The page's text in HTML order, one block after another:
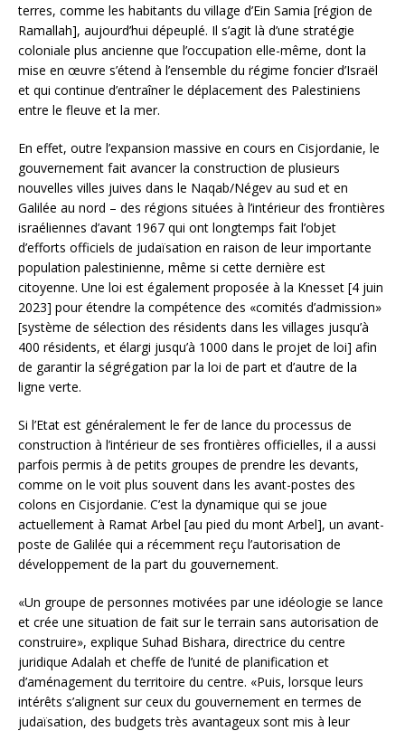
terres, comme les habitants du village d’Ein Samia [région de
Ramallah], aujourd’hui dépeuplé. Il s’agit là d’une stratégie
coloniale plus ancienne que l’occupation elle-même, dont la
mise en œuvre s’étend à l’ensemble du régime foncier d’Israël
et qui continue d’entraîner le déplacement des Palestiniens
entre le fleuve et la mer.
En effet, outre l’expansion massive en cours en Cisjordanie, le
gouvernement fait avancer la construction de plusieurs
nouvelles villes juives dans le Naqab/Négev au sud et en
Galilée au nord – des régions situées à l’intérieur des frontières
israéliennes d’avant 1967 qui ont longtemps fait l’objet
d’efforts officiels de judaïsation en raison de leur importante
population palestinienne, même si cette dernière est
citoyenne. Une loi est également proposée à la Knesset [4 juin
2023] pour étendre la compétence des «comités d’admission»
[système de sélection des résidents dans les villages jusqu’à
400 résidents, et élargi jusqu’à 1000 dans le projet de loi] afin
de garantir la ségrégation par la loi de part et d’autre de la
ligne verte.
Si l’Etat est généralement le fer de lance du processus de
construction à l’intérieur de ses frontières officielles, il a aussi
parfois permis à de petits groupes de prendre les devants,
comme on le voit plus souvent dans les avant-postes des
colons en Cisjordanie. C’est la dynamique qui se joue
actuellement à Ramat Arbel [au pied du mont Arbel], un avant-
poste de Galilée qui a récemment reçu l’autorisation de
développement de la part du gouvernement.
«Un groupe de personnes motivées par une idéologie se lance
et crée une situation de fait sur le terrain sans autorisation de
construire», explique Suhad Bishara, directrice du centre
juridique Adalah et cheffe de l’unité de planification et
d’aménagement du territoire du centre. «Puis, lorsque leurs
intérêts s’alignent sur ceux du gouvernement en termes de
judaïsation, des budgets très avantageux sont mis à leur